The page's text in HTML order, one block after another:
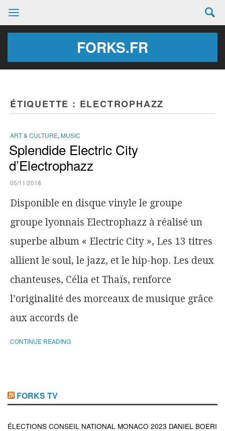
FORKS.FR
ÉTIQUETTE : ELECTROPHAZZ
ART & CULTURE, MUSIC
Splendide Electric City
d’Electrophazz
05/11/2018
Disponible en disque vinyle le groupe
groupe lyonnais Electrophazz à réalisé un
superbe album « Electric City », Les 13 titres
allient le soul, le jazz, et le hip-hop. Les deux
chanteuses, Célia et Thaïs, renforce
l’originalité des morceaux de musique grâce
aux accords de
CONTINUE READING
FORKS TV
ÉLECTIONS CONSEIL NATIONAL MONACO 2023 DANIEL BOERI